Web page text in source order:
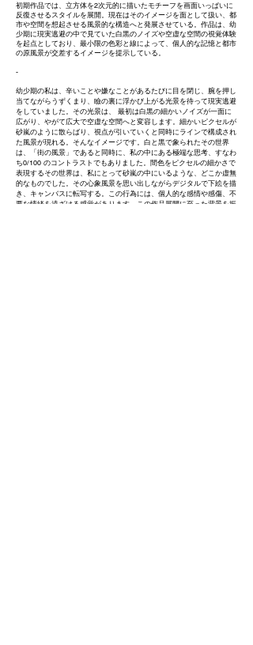
初期作品では、立方体を2次元的に描いたモチーフを画面いっぱいに
反復させるスタイルを展開。現在はそのイメージを面として扱い、都
市や空間を想起させる風景的な構造へと発展させている。作品は、幼
少期に現実逃避の中で見ていた白黒のノイズや空虚な空間の視覚体験
を起点としており、最小限の色彩と線によって、個人的な記憶と都市
の原風景が交差するイメージを提示している。
-
幼少期の私は、辛いことや嫌なことがあるたびに目を閉じ、腕を押し
当てながらうずくまり、瞼の裏に浮かび上がる光景を待って現実逃避
をしていました。その光景は、 最初は白黒の細かいノイズが一面に
広がり、やがて広大で空虚な空間へと変容します。細かいピクセルが
砂嵐のように散らばり、視点が引いていくと同時にラインで構成され
た風景が現れる。そんなイメージです。白と黒で象られたその世界
は、「街の風景」であると同時に、私の中にある極端な思考、すなわ
ち0/100 のコントラストでもありました。間色をピクセルの細かさで
表現するその世界は、私にとって砂嵐の中にいるような、どこか虚無
的なものでした。その心象風景を思い出しながらデジタルで下絵を描
き、キャンバスに転写する。この行為には、個人的な感情や感傷、不
要な情緒を遠ざける感覚があります。この作品展開に至った背景を振